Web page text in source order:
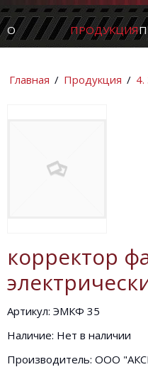
О ПРОДУКЦИЯ
Главная / Продукция / 4.
корректор
Артикул: ЭМКФ 35
Наличие: Нет в наличии
Производитель: ООО